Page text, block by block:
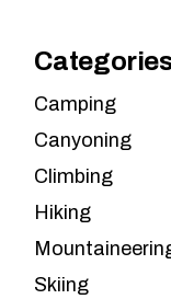
Camping
Canyoning
Climbing
Hiking
Skiing